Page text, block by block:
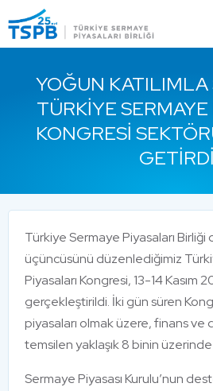
Close
YOĞUN KATILIMLA
TÜRKIYE
KONGRESI
Türkiye Sermaye Piyasaları Birliği
üçüncüsünü düzenlediğimiz
Piyasaları Kongresi, 13-14 Kasım
gerçekleştirildi. İki gün süren
piyasaları olmak üzere, finans
temsilen yaklaşık 8 binin
Sermaye Piyasası Kurulu’nun